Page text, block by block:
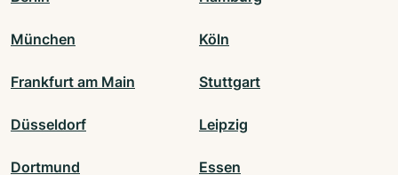
München Köln
Frankfurt am Main Stuttgart
Düsseldorf Leipzig
Dortmund Essen